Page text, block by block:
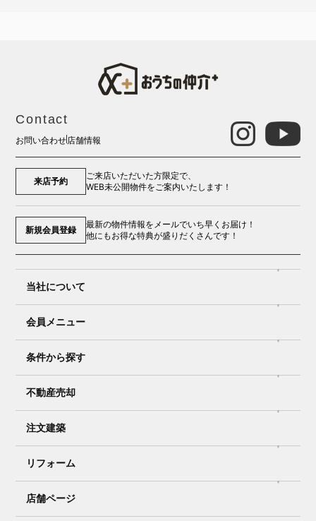
Contact
お問い合わせ 店舗情報
来店予約
ご来店いただいた方限定で、
WEB未公開物件をご案内いたします！
新規会員登録
最新の物件情報をメールでいち早くお届け！
他にもお得な特典が盛りだくさんです！
当社について
会員メニュー
条件から探す
不動産売却
注文建築
リフォーム
店舗ページ